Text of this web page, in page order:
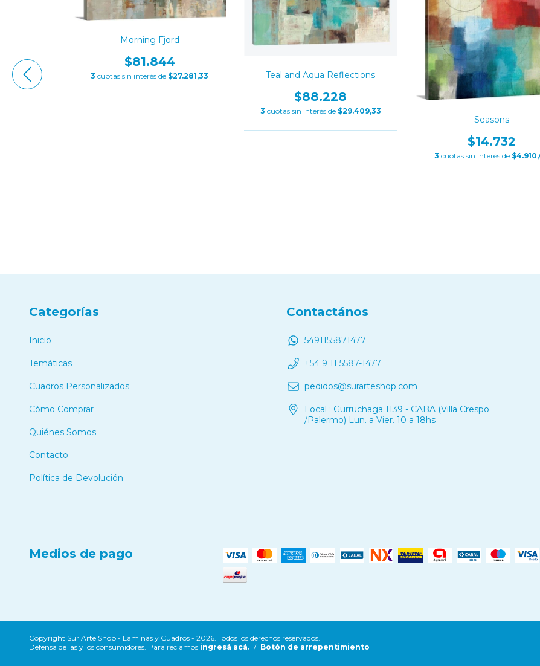
Morning Fjord
$81.844
3 cuotas sin interés de $27.281,33 Teal and Aqua Reflections
$88.228
3 cuotas sin interés de $29.409,33
Seasons
$14.732
3 cuotas sin interés de
Categorías
Inicio
Temáticas
Cuadros Personalizados
Cómo Comprar
Quiénes Somos
Contacto
Política de Devolución
Contactános
5491155871477
+54 9 11 5587-1477
pedidos@surarteshop.com
Local : Gurruchaga 1139 - CABA (Villa Crespo
/Palermo) Lun. a Vier. 10 a 18hs
Medios de pago
Copyright Sur Arte Shop - Láminas y Cuadros - 2026. Todos los derechos reservados.
Defensa de las y los consumidores. Para reclamos ingresá acá. / Botón de arrepentimiento